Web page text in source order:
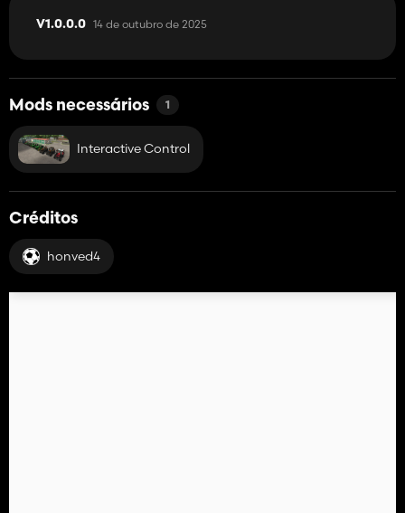
V1.0.0.0 14 de outubro de 2025
Mods necessários 1
Interactive Control
Créditos
honved4